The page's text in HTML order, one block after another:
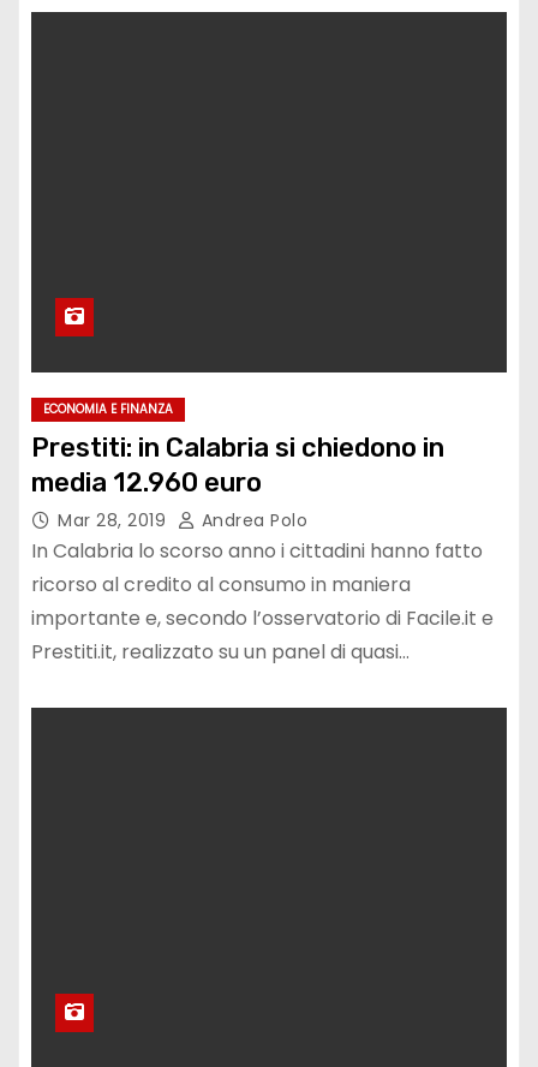
ECONOMIA E FINANZA
Prestiti: in Calabria si chiedono in
media 12.960 euro
Mar 28, 2019 Andrea Polo
In Calabria lo scorso anno i cittadini hanno fatto
ricorso al credito al consumo in maniera
importante e, secondo l’osservatorio di Facile.it e
Prestiti.it, realizzato su un panel di quasi…